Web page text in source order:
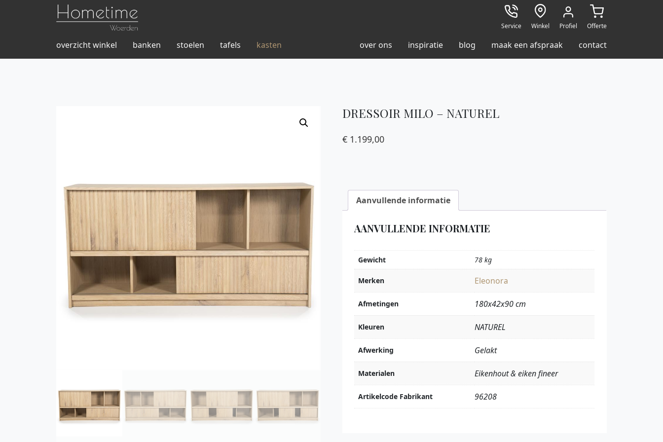
Service Winkel Profiel Offerte
overzicht winkel banken stoelen tafels kasten over ons inspiratie blog maak een afspraak contact
DRESSOIR MILO – NATUREL
€ 1.199,00
Aanvullende informatie
AANVULLENDE INFORMATIE
Gewicht 78 kg
Merken Eleonora
Afmetingen 180x42x90 cm
Kleuren NATUREL
Afwerking Gelakt
Materialen Eikenhout & eiken fineer
Artikelcode Fabrikant 96208